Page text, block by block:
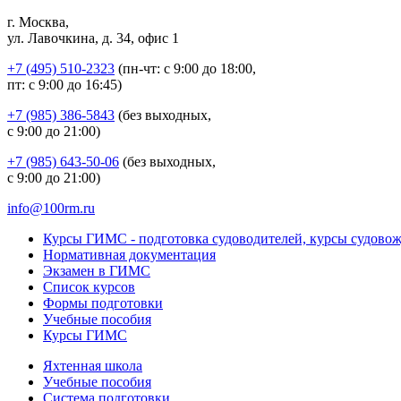
г. Москва,
ул. Лавочкина, д. 34, офис 1
+7 (495) 510-2323 (пн-чт: с 9:00 до 18:00,
пт: с 9:00 до 16:45)
+7 (985) 386-5843 (без выходных,
с 9:00 до 21:00)
+7 (985) 643-50-06 (без выходных,
с 9:00 до 21:00)
info@100rm.ru
Курсы ГИМС - подготовка судоводителей, курсы
Нормативная документация
Экзамен в ГИМС
Список курсов
Формы подготовки
Учебные пособия
Курсы ГИМС
Яхтенная школа
Учебные пособия
Cистема подготовки